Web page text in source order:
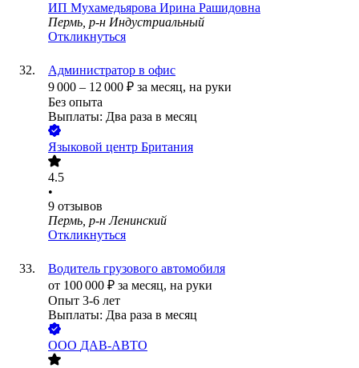
ИП Мухамедьярова Ирина Рашидовна
Пермь, р-н Индустриальный
Откликнуться
Администратор в офис
9 000 – 12 000 ₽ за месяц, на руки
Без опыта
Выплаты: Два раза в месяц
Языковой центр Британия
4.5
•
9 отзывов
Пермь, р-н Ленинский
Откликнуться
Водитель грузового автомобиля
от 100 000 ₽ за месяц, на руки
Опыт 3-6 лет
Выплаты: Два раза в месяц
ООО ДАВ-АВТО